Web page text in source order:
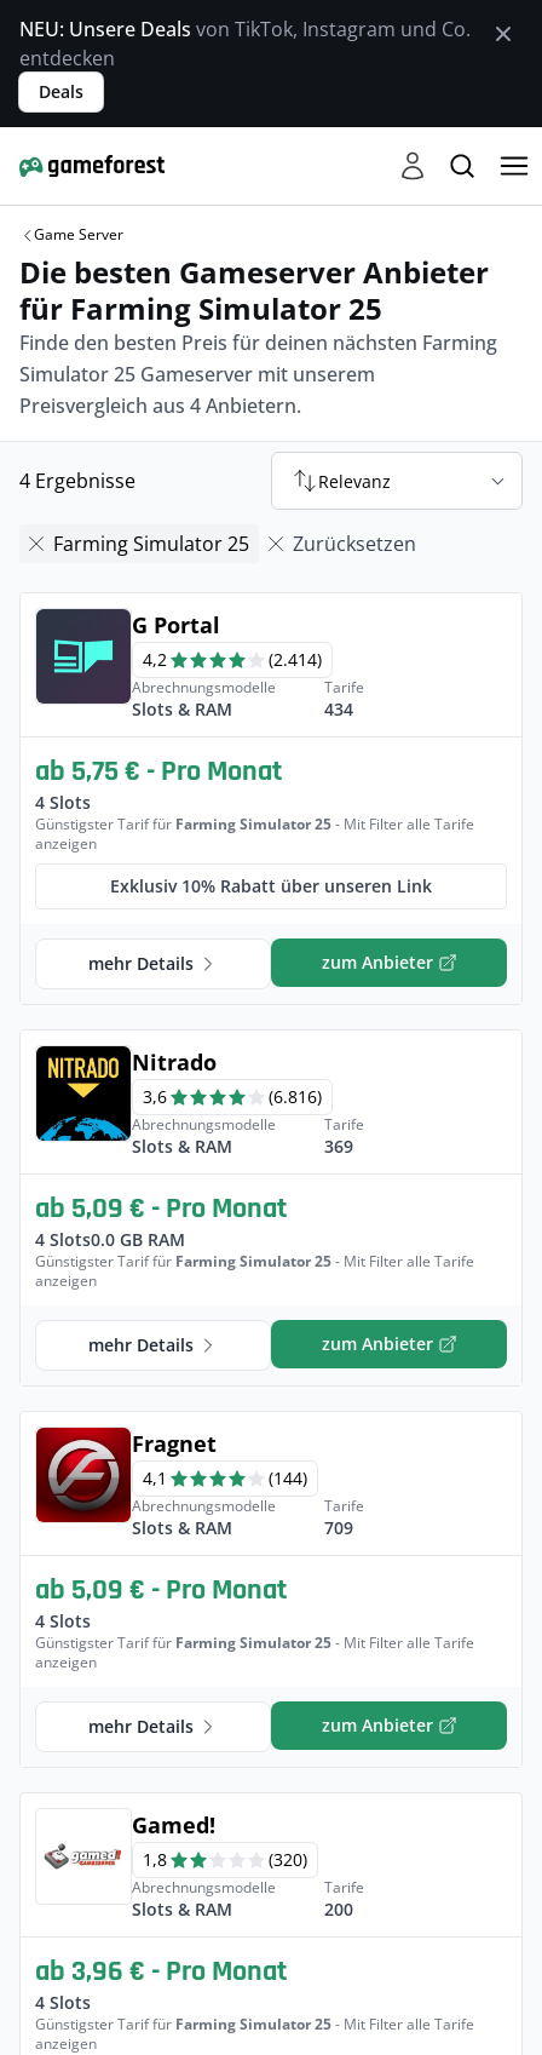
NEU: Unsere Deals von TikTok, Instagram und Co.
entdecken
Deals
Game Server
Die besten Gameserver Anbieter
für Farming Simulator 25
Finde den besten Preis für deinen nächsten Farming
Simulator 25 Gameserver mit unserem
Preisvergleich aus 4 Anbietern.
4 Ergebnisse Relevanz
Farming Simulator 25 Zurücksetzen
G Portal
4,2 (2.414)
Abrechnungsmodelle
Slots & RAM
Tarife
434
ab 5,75 € - Pro Monat
4 Slots
Günstigster Tarif für Farming Simulator 25- Mit Filter alle Tarife
anzeigen
Exklusiv 10% Rabatt über unseren Link
zum Anbieter
mehr Details
Nitrado
3,6 (6.816)
Abrechnungsmodelle
Slots & RAM
Tarife
369
ab 5,09 € - Pro Monat
4 Slots0.0 GB RAM
Günstigster Tarif für Farming Simulator 25- Mit Filter alle Tarife
anzeigen
zum Anbieter
mehr Details
Fragnet
4,1 (144)
Abrechnungsmodelle
Slots & RAM
Tarife
709
ab 5,09 € - Pro Monat
4 Slots
Günstigster Tarif für Farming Simulator 25- Mit Filter alle Tarife
anzeigen
zum Anbieter
mehr Details
Gamed!
1,8 (320)
Abrechnungsmodelle
Slots & RAM
Tarife
200
ab 3,96 € - Pro Monat
4 Slots
Günstigster Tarif für Farming Simulator 25- Mit Filter alle Tarife
anzeigen